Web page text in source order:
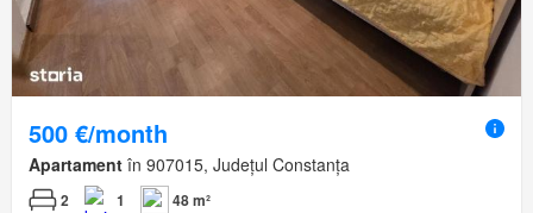
500 €/month
Apartament în 907015, Județul Constanța
2 1
48 m²